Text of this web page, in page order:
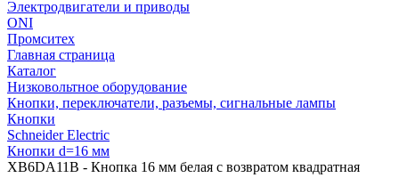
Электродвигатели и приводы
ONI
Промситех
Главная страница
Каталог
Низковольтное оборудование
Кнопки, переключатели, разъемы, сигнальные лампы
Кнопки
Schneider Electric
Кнопки d=16 мм
XB6DA11B - Кнопка 16 мм белая с возвратом квадратная